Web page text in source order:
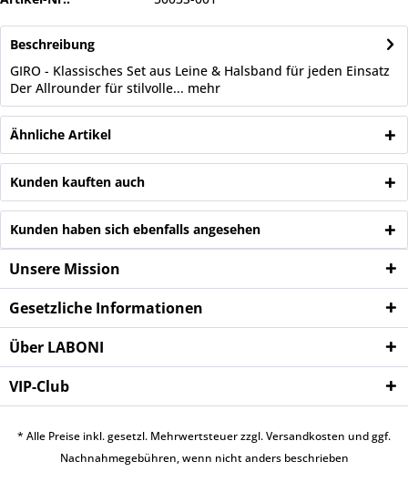
Beschreibung
GIRO - Klassisches Set aus Leine & Halsband für jeden Einsatz
Der Allrounder für stilvolle... mehr
Ähnliche Artikel
Kunden kauften auch
Kunden haben sich ebenfalls angesehen
Unsere Mission
Gesetzliche Informationen
Über LABONI
VIP-Club
* Alle Preise inkl. gesetzl. Mehrwertsteuer zzgl.Versandkosten und ggf.
Nachnahmegebühren, wenn nicht anders beschrieben